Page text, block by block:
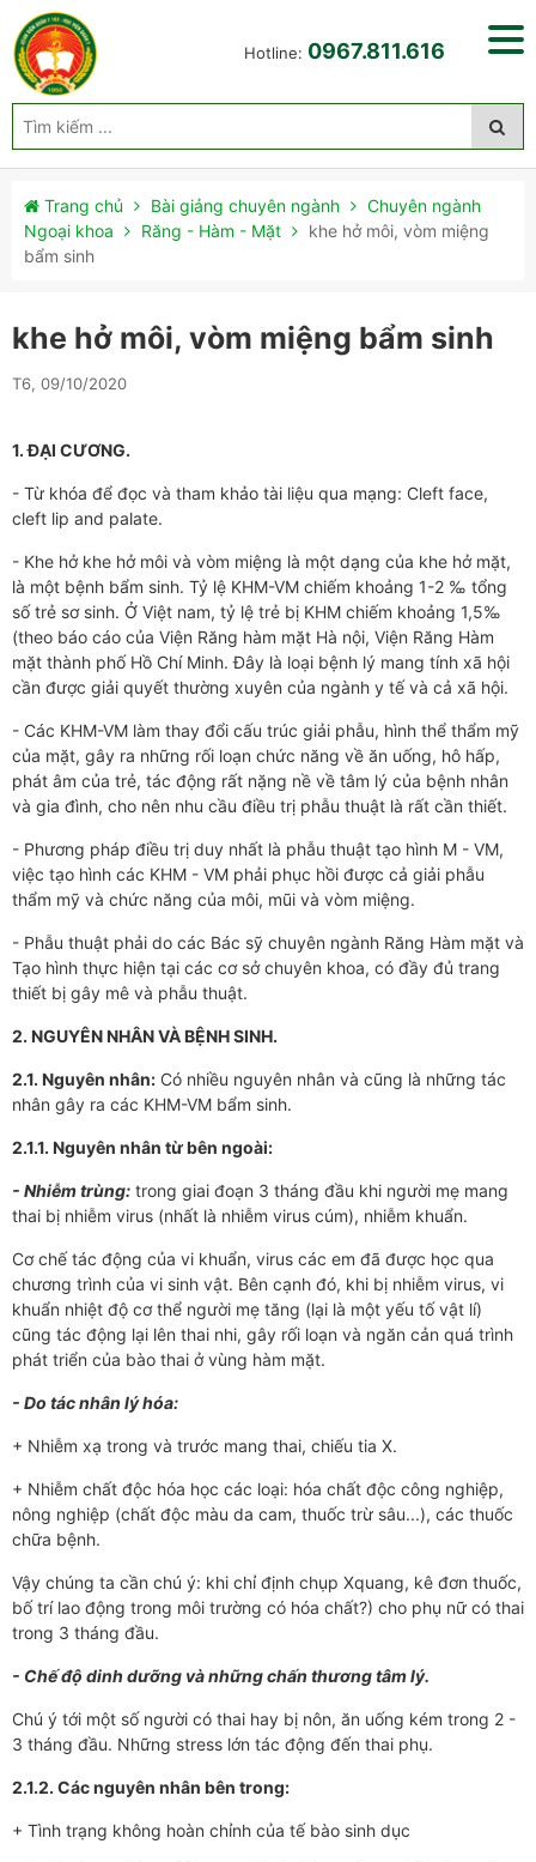
Hotline: 0967.811.616
Trang chủ Bài giảng chuyên ngành
Chuyên ngành
Ngoại khoa
Răng - Hàm - Mặt
khe hở môi, vòm miệng
bẩm sinh
khe hở môi, vòm miệng bẩm sinh
T6, 09/10/2020
1. ĐẠI CƯƠNG.
- Từ khóa để đọc và tham khảo tài liệu qua mạng: Cleft face,
cleft lip and palate.
- Khe hở khe hở môi và vòm miệng là một dạng của khe hở mặt,
là một bệnh bẩm sinh. Tỷ lệ KHM-VM chiếm khoảng 1-2 ‰ tổng
số trẻ sơ sinh. Ở Việt nam, tỷ lệ trẻ bị KHM chiếm khoảng 1,5‰
(theo báo cáo của Viện Răng hàm mặt Hà nội, Viện Răng Hàm
mặt thành phố Hồ Chí Minh. Đây là loại bệnh lý mang tính xã hội
cần được giải quyết thường xuyên của ngành y tế và cả xã hội.
- Các KHM-VM làm thay đổi cấu trúc giải phẫu, hình thể thẩm mỹ
của mặt, gây ra những rối loạn chức năng về ăn uống, hô hấp,
phát âm của trẻ, tác động rất nặng nề về tâm lý của bệnh nhân
và gia đình, cho nên nhu cầu điều trị phẫu thuật là rất cần thiết.
- Phương pháp điều trị duy nhất là phẫu thuật tạo hình M - VM,
việc tạo hình các KHM - VM phải phục hồi được cả giải phẫu
thẩm mỹ và chức năng của môi, mũi và vòm miệng.
- Phẫu thuật phải do các Bác sỹ chuyên ngành Răng Hàm mặt và
Tạo hình thực hiện tại các cơ sở chuyên khoa, có đầy đủ trang
thiết bị gây mê và phẫu thuật.
2. NGUYÊN NHÂN VÀ BỆNH SINH.
2.1. Nguyên nhân: Có nhiều nguyên nhân và cũng là những tác
nhân gây ra các KHM-VM bẩm sinh.
2.1.1. Nguyên nhân từ bên ngoài:
- Nhiễm trùng: trong giai đoạn 3 tháng đầu khi người mẹ mang
thai bị nhiễm virus (nhất là nhiễm virus cúm), nhiễm khuẩn.
Cơ chế tác động của vi khuẩn, virus các em đã được học qua
chương trình của vi sinh vật. Bên cạnh đó, khi bị nhiễm virus, vi
khuẩn nhiệt độ cơ thể người mẹ tăng (lại là một yếu tố vật lí)
cũng tác động lại lên thai nhi, gây rối loạn và ngăn cản quá trình
phát triển của bào thai ở vùng hàm mặt.
- Do tác nhân lý hóa:
+ Nhiễm xạ trong và trước mang thai, chiếu tia X.
+ Nhiễm chất độc hóa học các loại: hóa chất độc công nghiệp,
nông nghiệp (chất độc màu da cam, thuốc trừ sâu...), các thuốc
chữa bệnh.
Vậy chúng ta cần chú ý: khi chỉ định chụp Xquang, kê đơn thuốc,
bố trí lao động trong môi trường có hóa chất?) cho phụ nữ có thai
trong 3 tháng đầu.
- Chế độ dinh dưỡng và những chấn thương tâm lý.
Chú ý tới một số người có thai hay bị nôn, ăn uống kém trong 2 -
3 tháng đầu. Những stress lớn tác động đến thai phụ.
2.1.2. Các nguyên nhân bên trong:
+ Tình trạng không hoàn chỉnh của tế bào sinh dục